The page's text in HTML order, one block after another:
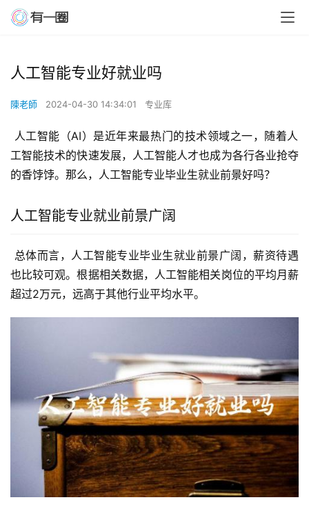
人工智能专业好就业吗
陳老師 2024-04-30 14:34:01 专业库
工智能技术的快速发展，人工智能人才也成为各行各业抢夺
的香饽饽。那么，人工智能专业毕业生就业前景好吗？
人工智能专业就业前景广阔
也比较可观。根据相关数据，人工智能相关岗位的平均月薪
超过2万元，远高于其他行业平均水平。